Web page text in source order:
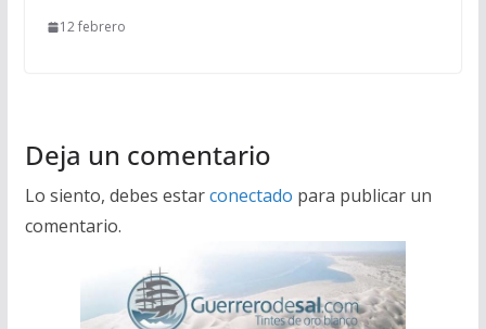
12 febrero
Deja un comentario
Lo siento, debes estarconectado para publicar un
comentario.